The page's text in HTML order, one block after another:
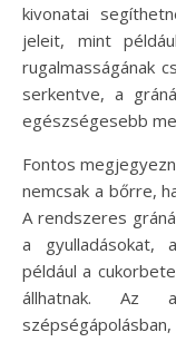
kivonatai
jeleit, mint
rugalmasságának
serkentve, a
egészségesebb
Fontos
nemcsak a bőrre,
A rendszeres
a gyulladásokat,
például a
állhatnak. Az